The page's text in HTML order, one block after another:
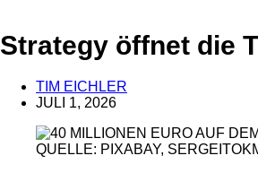
Strategy öffnet die
TIM EICHLER
JULI 1, 2026
QUELLE: PIXABAY,